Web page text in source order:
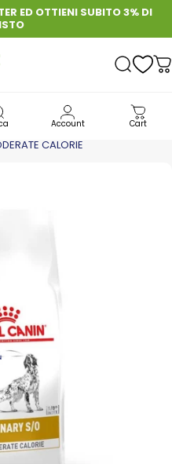
ED OTTIENI SUBITO 3% DI
Cerca
Account Cart
E BENESSERE OGNI GIORNO
CALORIE